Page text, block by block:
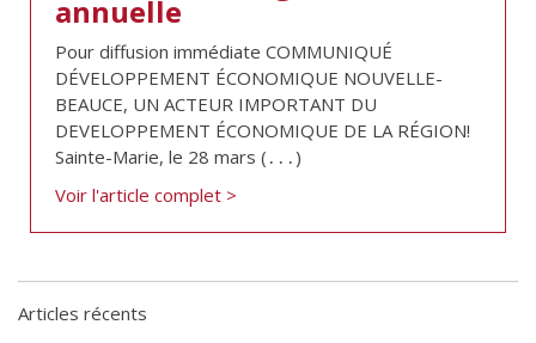
Futurpreneur
Toile entrepreneuriale Nouvelle-
Beauce
Événements et formations
Documentation
annuelle
Pour diffusion immédiate COMMUNIQUÉ
DÉVELOPPEMENT ÉCONOMIQUE NOUVELLE-
BEAUCE, UN ACTEUR IMPORTANT DU
DEVELOPPEMENT ÉCONOMIQUE DE LA RÉGION!
Sainte-Marie, le 28 mars (․․․)
Voir l'article complet >
Articles récents